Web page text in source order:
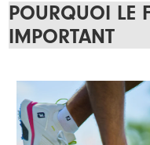
POURQUOI LE
IMPORTANT